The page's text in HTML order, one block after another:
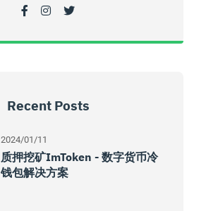
Recent Posts
2024/01/11
质押挖矿imToken - 数字货币冷
钱包解决方案